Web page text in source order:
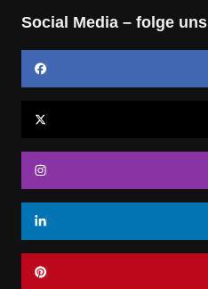
Social Media – folge uns